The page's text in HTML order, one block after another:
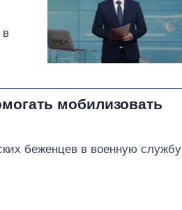
в
мобилизовать
беженцев в военную службу